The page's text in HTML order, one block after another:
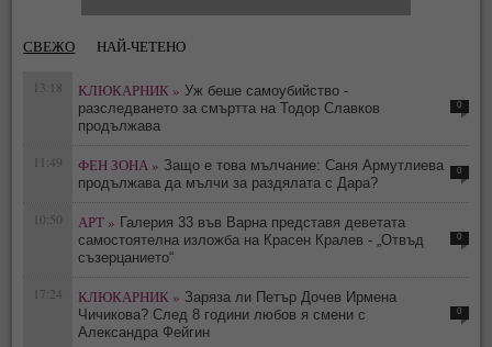
СВЕЖО НАЙ-ЧЕТЕНО
13:18 КЛЮКАРНИК » Уж беше самоубийство -
разследването за смъртта на Тодор Славков
продължава
0
11:49 ФЕН ЗОНА » Защо е това мълчание: Саня Армутлиева
продължава да мълчи за раздялата с Дара?
0
10:50 АРТ » Галерия 33 във Варна представя деветата
самостоятелна изложба на Красен Кралев - „Отвъд
съзерцанието“
0
17:24 КЛЮКАРНИК » Заряза ли Петър Дочев Ирмена
Чичикова? След 8 години любов я смени с
Александра Фейгин
0